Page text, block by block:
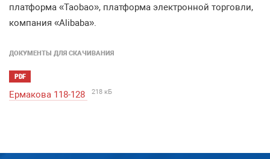
платформа «Taobao», платформа электронной торговли,
компания «Alibaba».
ДОКУМЕНТЫ ДЛЯ СКАЧИВАНИЯ
PDF
Ермакова 118-128 218 кБ